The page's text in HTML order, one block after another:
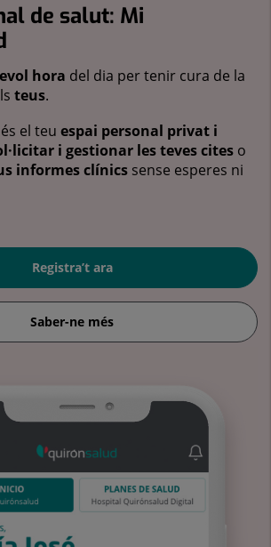
de salut: Mi
hora del dia per tenir cura de la
teus.
és el teu espai personal privat i
i gestionar les teves cites o
informes clínics sense esperes ni
Registra’t ara
Saber-ne més